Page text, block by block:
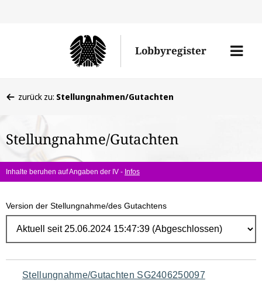
Lobbyregister
Menü
befinden
hier:
zurück zu: Stellungnahmen/Gutachten
Stellungnahme/Gutachten
Inhalte beruhen auf Angaben der IV - Infos
Version der Stellungnahme/des Gutachtens
Navigation
Stellungnahme/Gutachten SG2406250097